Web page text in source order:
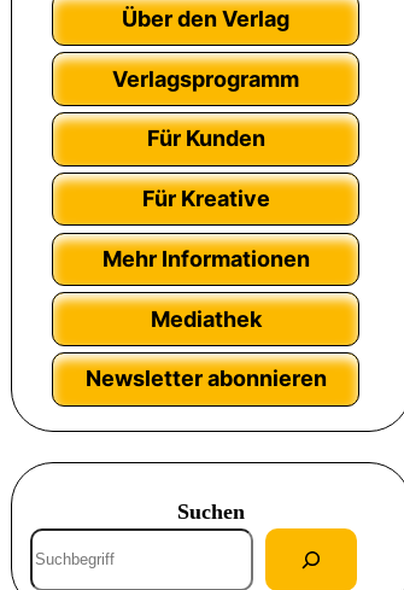
Über den Verlag
Verlagsprogramm
Für Kunden
Für Kreative
Mehr Informationen
Mediathek
Newsletter abonnieren
Suchen
S
u